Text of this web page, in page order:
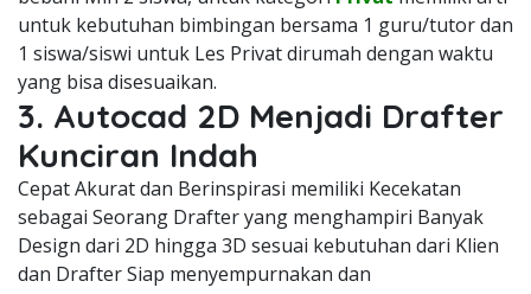
untuk kebutuhan bimbingan bersama 1 guru/tutor dan
1 siswa/siswi untuk Les Privat dirumah dengan waktu
yang bisa disesuaikan.
3. Autocad 2D Menjadi Drafter
Kunciran Indah
Cepat Akurat dan Berinspirasi memiliki Kecekatan
sebagai Seorang Drafter yang menghampiri Banyak
Design dari 2D hingga 3D sesuai kebutuhan dari Klien
dan Drafter Siap menyempurnakan dan